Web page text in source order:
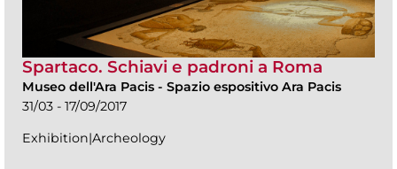
Spartaco. Schiavi e padroni a Roma
Museo dell'Ara Pacis - Spazio espositivo Ara Pacis
31/03 - 17/09/2017
Exhibition|Archeology